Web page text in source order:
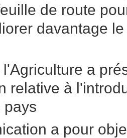
de route
davantage
a
relative à
pays
a pour